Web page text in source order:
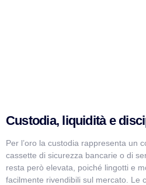
Custodia, liquidità e
Per l’oro la custodia rappresenta un
cassette di sicurezza bancarie o di
resta però elevata, poiché lingotti e
facilmente rivendibili sul mercato. Le